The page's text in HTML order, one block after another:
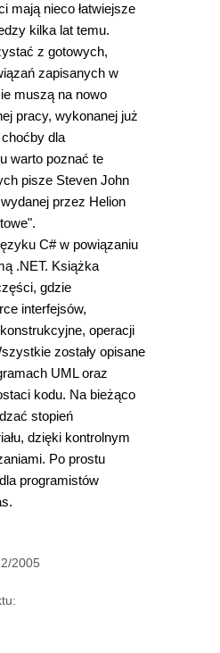
mają nieco łatwiejsze
kilka lat temu.
z gotowych,
zapisanych w
muszą na nowo
pracy, wykonanej już
dla
warto poznać te
pisze Steven John
przez Helion
C# w powiązaniu
.NET. Książka
gdzie
interfejsów,
operacji
zostały opisane
UML oraz
kodu. Na bieżąco
stopień
dzięki kontrolnym
Po prostu
programistów
2005